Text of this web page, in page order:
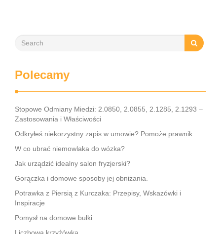
Polecamy
Stopowe Odmiany Miedzi: 2.0850, 2.0855, 2.1285, 2.1293 –
Zastosowania i Właściwości
Odkryłeś niekorzystny zapis w umowie? Pomoże prawnik
W co ubrać niemowlaka do wózka?
Jak urządzić idealny salon fryzjerski?
Gorączka i domowe sposoby jej obniżania.
Potrawka z Piersią z Kurczaka: Przepisy, Wskazówki i
Inspiracje
Pomysł na domowe bułki